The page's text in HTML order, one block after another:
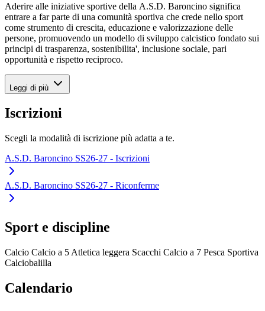
Aderire alle iniziative sportive della A.S.D. Baroncino significa
entrare a far parte di una comunità sportiva che crede nello sport
come strumento di crescita, educazione e valorizzazione delle
persone, promuovendo un modello di sviluppo calcistico fondato sui
principi di trasparenza, sostenibilita', inclusione sociale, pari
opportunità e rispetto reciproco.
Leggi di più
Iscrizioni
Scegli la modalità di iscrizione più adatta a te.
A.S.D. Baroncino SS26-27 - Iscrizioni
A.S.D. Baroncino SS26-27 - Riconferme
Sport e discipline
Calcio Calcio a 5 Atletica leggera Scacchi Calcio a 7 Pesca Sportiva
Calciobalilla
Calendario